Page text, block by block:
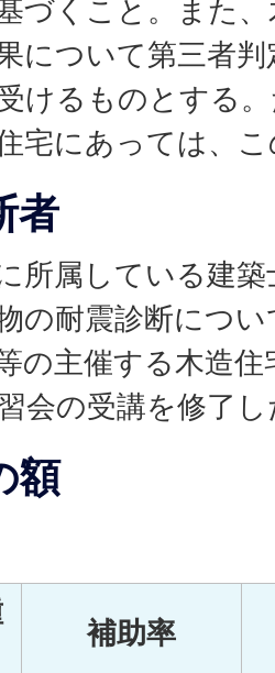
づくこと。また
について第三者
けるものとする
宅にあっては、
者
所属している建
の耐震診断につ
の主催する木造
会の受講を修了
額
補助率